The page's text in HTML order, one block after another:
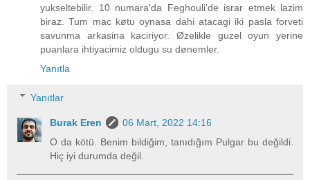
yukseltebilir. 10 numara'da Feghouli'de israr etmek lazim
biraz. Tum mac køtu oynasa dahi atacagi iki pasla forveti
savunma arkasina kaciriyor. Øzelikle guzel oyun yerine
puanlara ihtiyacimiz oldugu su dønemler.
Yanıtla
Yanıtlar
Burak Eren
06 Mart, 2022 14:16
O da kötü. Benim bildiğim, tanıdığım Pulgar bu değildi.
Hiç iyi durumda değil.